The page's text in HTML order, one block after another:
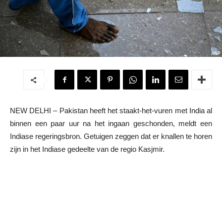
NEW DELHI – Pakistan heeft het staakt-het-vuren met India al
binnen een paar uur na het ingaan geschonden, meldt een
Indiase regeringsbron. Getuigen zeggen dat er knallen te horen
zijn in het Indiase gedeelte van de regio Kasjmir.